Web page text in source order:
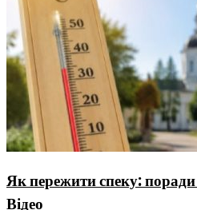
Як пережити спеку: поради
Відео